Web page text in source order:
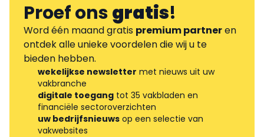
Proef onsgratis!
Word één maand gratis premium partneren
ontdek alle unieke voordelen die wij u te
bieden hebben.
wekelijkse newsletter met nieuws uit uw
vakbranche
digitale toegang tot 35 vakbladen en
financiële sectoroverzichten
uw bedrijfsnieuws op een selectie van
vakwebsites